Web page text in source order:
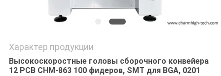
Характер продукции
Высокоскоростные головы сборочного конвейера
12 PCB CHM-863 100 фидеров, SMT для BGA, 0201